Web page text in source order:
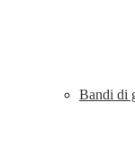
Bandi di